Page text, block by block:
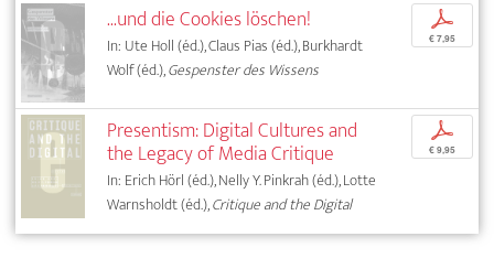
...und die Cookies löschen!
In: Ute Holl (éd.), Claus Pias (éd.), Burkhardt
Wolf (éd.),Gespenster des Wissens
p
€ 7,95
Presentism: Digital Cultures and
the Legacy of Media Critique
In: Erich Hörl (éd.), Nelly Y. Pinkrah (éd.), Lotte
Warnsholdt (éd.),Critique and the Digital
p
€ 9,95